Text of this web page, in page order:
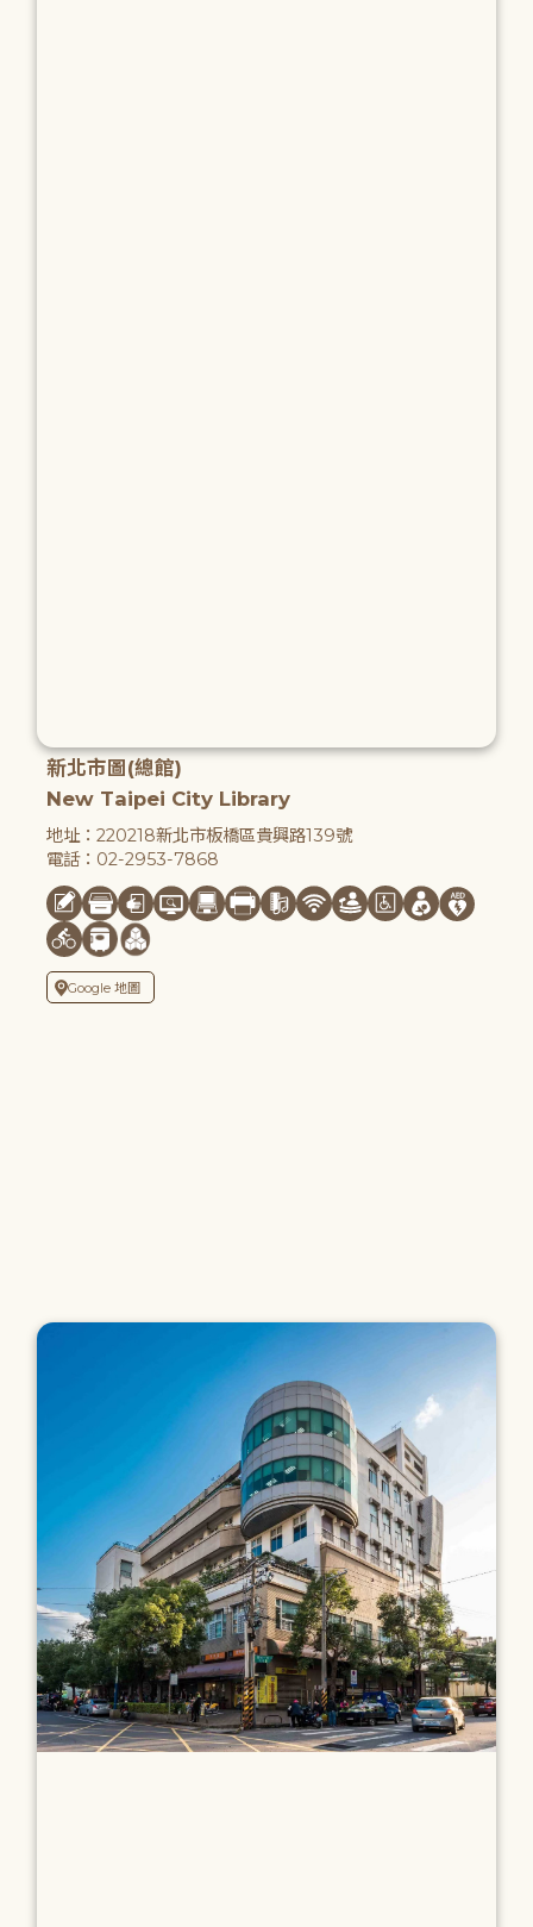
新北市圖(總館)
New Taipei City Library
地址：220218新北市板橋區貴興路139號
電話：02-2953-7868
Google 地圖